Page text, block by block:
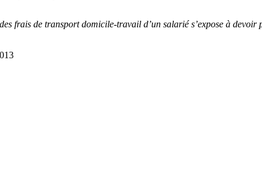
frais de transport domicile-travail d’un salarié s’expose à